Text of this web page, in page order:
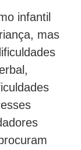
infantil
mas